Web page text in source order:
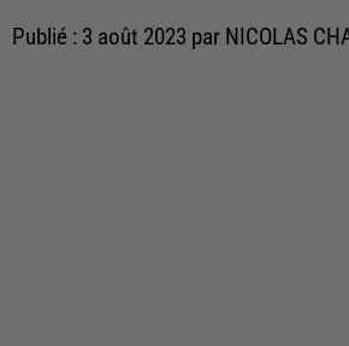
Publié : 3 août 2023 par NICOLAS